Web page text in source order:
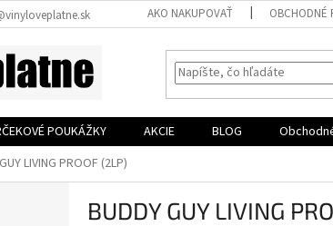
AKO NAKUPOVAŤ OBCHODNÉ
POUKÁŽKY AKCIE BLOG
LIVING PROOF (2LP)
BUDDY GUY LIVING